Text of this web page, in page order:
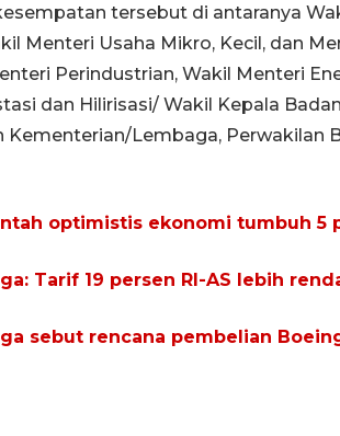
tersebut di antaranya
Menteri Usaha Mikro, Kecil, dan
Perindustrian, Wakil Menteri
dan Hilirisasi/ Wakil Kepala
Kementerian/Lembaga, Perwakilan
optimistis ekonomi tumbuh 5
Tarif 19 persen RI-AS lebih
sebut rencana pembelian
laki